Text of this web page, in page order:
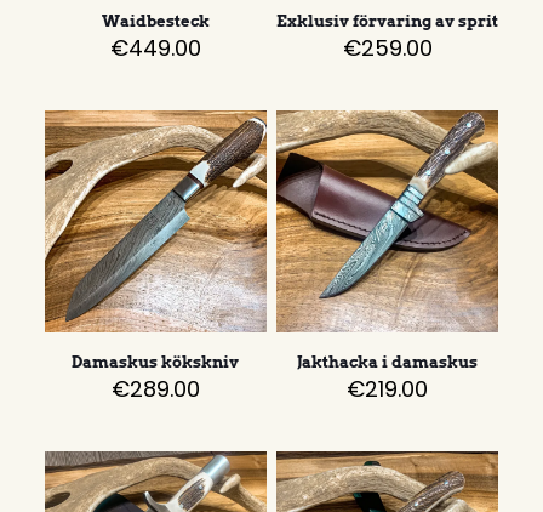
Waidbesteck
€449.00
Exklusiv förvaring av sprit
€259.00
Damaskus kökskniv
€289.00
Jakthacka i damaskus
€219.00